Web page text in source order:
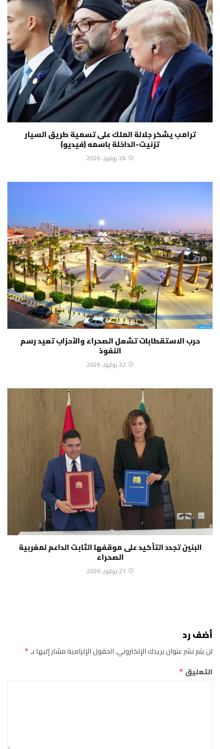
ترامب يشكر جلالة الملك على تسمية طريق السيار
تزنيت-الداخلة باسمه (فيديو)
26 يوليوز، 2026
حرب الاستقطابات تشعل الصحراء والأحزاب تعيد رسم
النفوذ
22 يوليوز، 2026
البنين تجدد التأكيد على موقفها الثابت الداعم لمغربية
الصحراء
21 يوليوز، 2026
أضف رد
لن يتم نشر عنوان بريدك الإلكتروني.الحقول الإلزامية مشار إليها بـ*
التعليق *